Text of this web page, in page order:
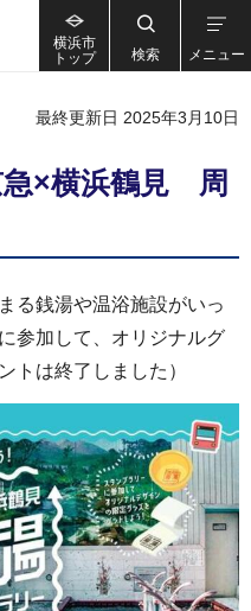
横浜市
トップ
検索 メニュー
最終更新日 2025年3月10日
急×横浜鶴見 周
る銭湯や温浴施設がいっ
参加して、オリジナルグ
トは終了しました）